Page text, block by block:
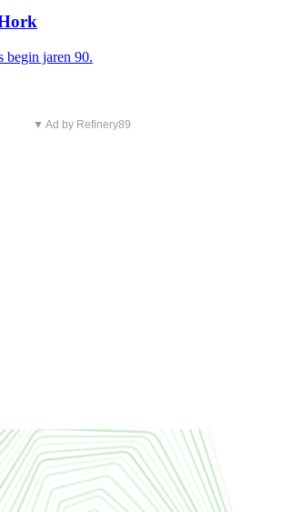
begin jaren 90.
▼ Ad by Refinery89